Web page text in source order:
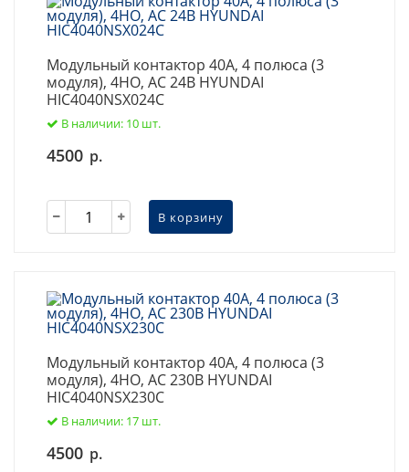
Модульный контактор 40А, 4 полюса (3
модуля), 4НО, AC 24В HYUNDAI
HIC4040NSX024C
В наличии: 10 шт.
4500 р.
В корзину
Модульный контактор 40А, 4 полюса (3
модуля), 4НО, AC 230В HYUNDAI
HIC4040NSX230C
В наличии: 17 шт.
4500 р.